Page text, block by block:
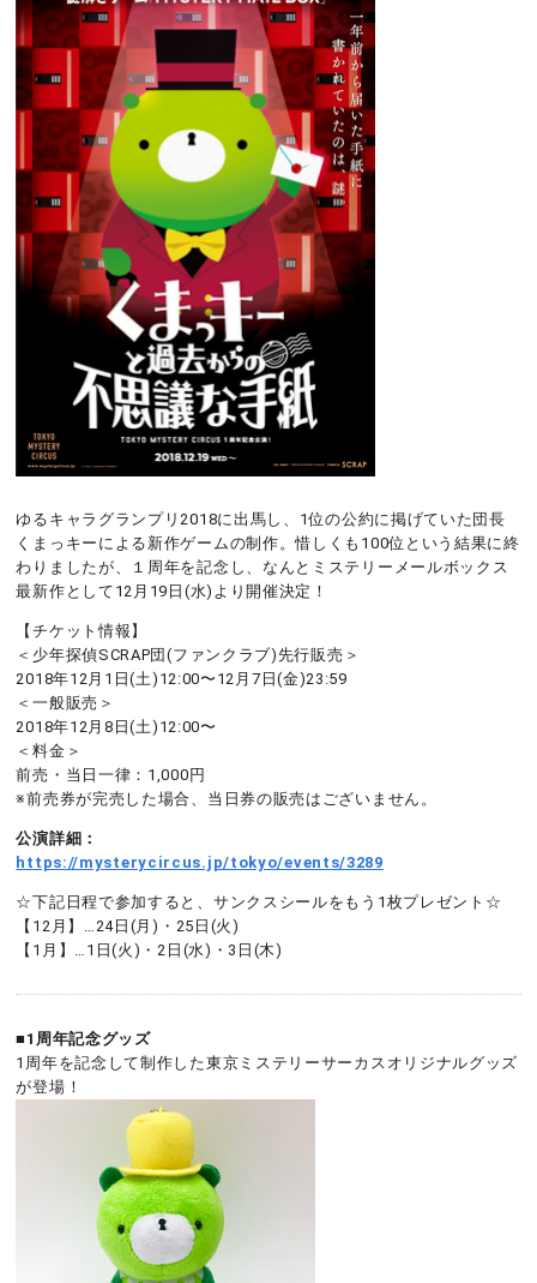
ゆるキャラグランプリ2018に出馬し、1位の公約に掲げていた団長
くまっキーによる新作ゲームの制作。惜しくも100位という結果に終
わりましたが、１周年を記念し、なんとミステリーメールボックス
最新作として12月19日(水)より開催決定！
【チケット情報】
＜少年探偵SCRAP団(ファンクラブ)先行販売＞
2018年12月1日(土)12:00〜12月7日(金)23:59
＜一般販売＞
2018年12月8日(土)12:00〜
＜料金＞
前売・当日一律：1,000円
※前売券が完売した場合、当日券の販売はございません。
公演詳細：
https://mysterycircus.jp/tokyo/events/3289
☆下記日程で参加すると、サンクスシールをもう1枚プレゼント☆
【12月】…24日(月)・25日(火)
【1月】…1日(火)・2日(水)・3日(木)
■1周年記念グッズ
1周年を記念して制作した東京ミステリーサーカスオリジナルグッズ
が登場！